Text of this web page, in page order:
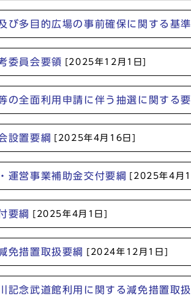
び多目的広場の事前確保に関する基準
委員会要領 [2025年12月1日]
の全面利用申請に伴う抽選に関する
設置要綱 [2025年4月16日]
運営事業補助金交付要綱 [2025年4月
要綱 [2025年4月1日]
免措置取扱要綱 [2024年12月1日]
記念武道館利用に関する減免措置取